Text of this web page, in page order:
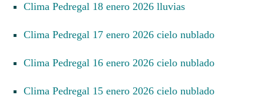
Clima Pedregal 18 enero 2026 lluvias
Clima Pedregal 17 enero 2026 cielo nublado
Clima Pedregal 16 enero 2026 cielo nublado
Clima Pedregal 15 enero 2026 cielo nublado